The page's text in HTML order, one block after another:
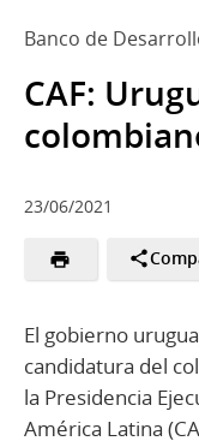
Banco de
CAF:
23/06/2021
El gobierno
candidatura del
la Presidencia
América Latina